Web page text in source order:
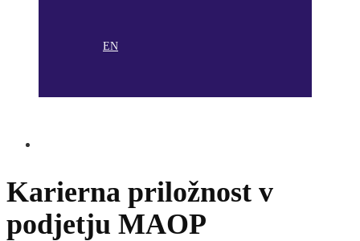
EN
Karierna priložnost v
podjetju MAOP